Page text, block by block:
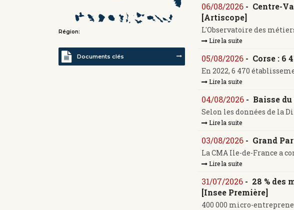
06/08/2026- Centre-
[Artiscope]
L'Observatoire des
Lire la suite
05/08/2026- Corse : 6
En 2022, 6 470
Lire la suite
04/08/2026- Baisse
Selon les données de la
Lire la suite
03/08/2026- Grand
La CMA Ile-de-France a
Lire la suite
31/07/2026- 28 % des
[Insee Première]
400 000 micro-
Région:
Documents clés